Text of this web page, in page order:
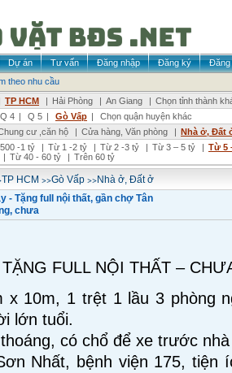
Dự án Tư vấn Đăng nhập Đăng ký
Đăng
theo nhu cầu
TP HCM | Hải Phòng | An Giang | Chọn tỉnh thành
Q 4 | Q 5 | Gò Vấp |
Chọn quận huyện khác
cư ,căn hộ | Cửa hàng, Văn phòng | Nhà ở, Đất
-1 tỷ | Từ 1 -2 tỷ | Từ 2 -3 tỷ | Từ 3 – 5 tỷ | Từ 5
| Từ 40 - 60 tỷ | Trên 60 tỷ
TP HCM >>Gò Vấp >>Nhà ở, Đất ở
- Tặng full nội thất, gần chợ Tân
chưa
FULL NỘI THẤT –
x 10m, 1 trệt 1 lầu 3 phòng
lớn tuổi.
có chổ để xe trước
Nhất, bệnh viện 175, tiện